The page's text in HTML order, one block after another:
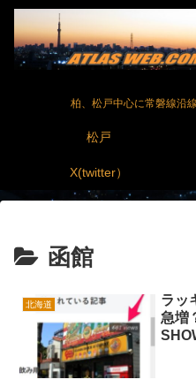
柏、松戸中心に常磐線沿
松戸
X(twitter）
函館
北海道
ラッ
急増